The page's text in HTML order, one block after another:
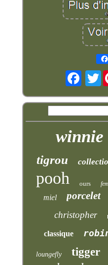
winnie
tigrou
pooh ours
miel porcelet
christopher
classique
loungefly tigger